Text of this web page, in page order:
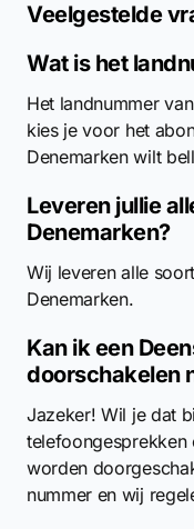
Veelgestelde
Wat is het
Het landnummer
kies je voor het
Denemarken wilt
Leveren jullie
Denemarken?
Wij leveren alle
Denemarken.
Kan ik een
doorschakelen
Jazeker! Wil je dat
telefoongesprekken
worden
nummer en wij